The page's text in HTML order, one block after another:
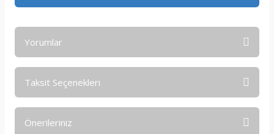
Yorumlar
Taksit Seçenekleri
Önerileriniz